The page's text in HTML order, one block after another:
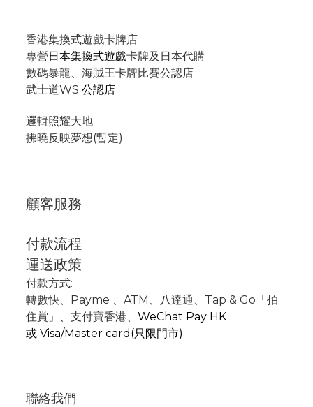
香港集換式遊戲卡牌店
專營日本集換式遊戲卡牌及日本代購
數碼暴龍、海賊王卡牌比賽公認店
武士道WS 公認店
邏輯照耀大地
拂曉反映夢想(暫定)
顧客服務
付款流程
運送政策
付款方式:
轉數快、Payme 、 ATM 、
八達通、Tap & Go「拍
住賞」 、支付寶香港、 WeChat Pay HK
或 Visa/Master card(只限門市)
聯絡我們